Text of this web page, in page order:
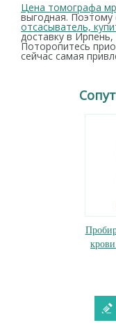
Цена томографа
выгодная.
отсасыватель,
доставку в
Поторопитесь
сейчас самая